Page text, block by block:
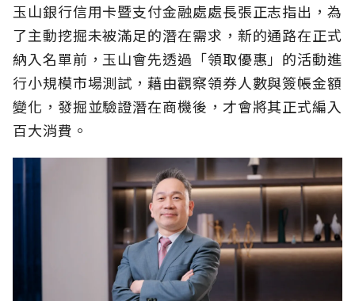
玉山銀行信用卡暨支付金融處處長張正志指出，為
了主動挖掘未被滿足的潛在需求，新的通路在正式
納入名單前，玉山會先透過「領取優惠」的活動進
行小規模市場測試，藉由觀察領券人數與簽帳金額
變化，發掘並驗證潛在商機後，才會將其正式編入
百大消費。